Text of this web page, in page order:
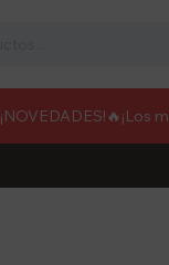
¡NOVEDADES! 🔥¡Los